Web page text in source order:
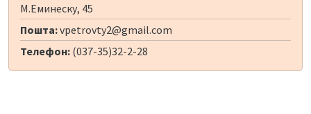
М.Еминеску, 45
Пошта:vpetrovty2@gmail.com
Телефон: (037-35)32-2-28